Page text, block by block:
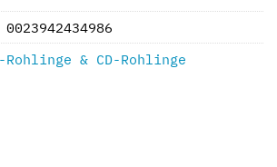
0023942434986
Rohlinge & CD-Rohlinge